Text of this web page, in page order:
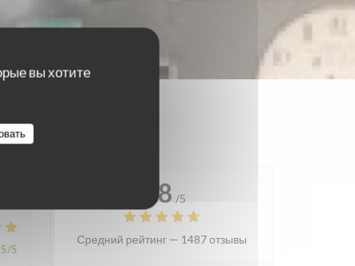
вы хотите
5/5
4.8 /5
Средний рейтинг — 1487 отзывы